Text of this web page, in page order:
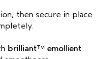
then secure in place
brilliant™ emollient